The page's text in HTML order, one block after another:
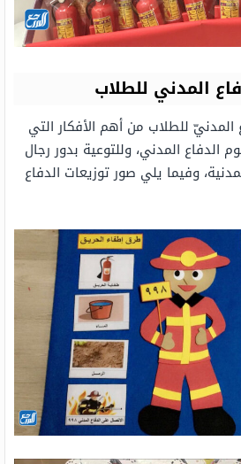
المدني للطلاب
المدنيّ للطلاب من أهم الأفكار التي
الدفاع المدني، وللتوعية بدور رجال
وفيما يلي صور توزيعات الدفاع